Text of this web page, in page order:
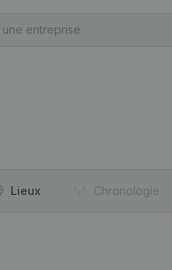
Lieux Chronologie